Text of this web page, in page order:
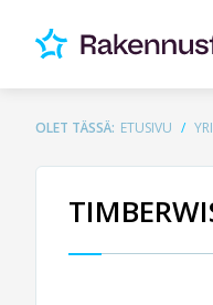
OLET TÄSSÄ: ETUSIVU